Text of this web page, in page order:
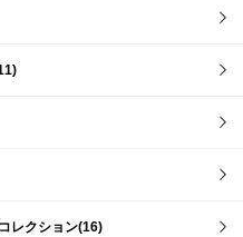
レクション(16)